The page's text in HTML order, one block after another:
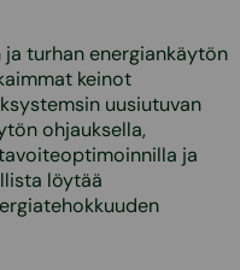
turhan energiankäytön
keinot
uusiutuvan
ohjauksella,
ja
löytää